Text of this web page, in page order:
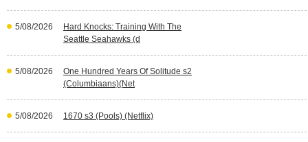
5/08/2026
Hard Knocks: Training With The
Seattle Seahawks (d
5/08/2026
One Hundred Years Of Solitude s2
(Columbiaans)(Net
5/08/2026 1670 s3 (Pools) (Netflix)